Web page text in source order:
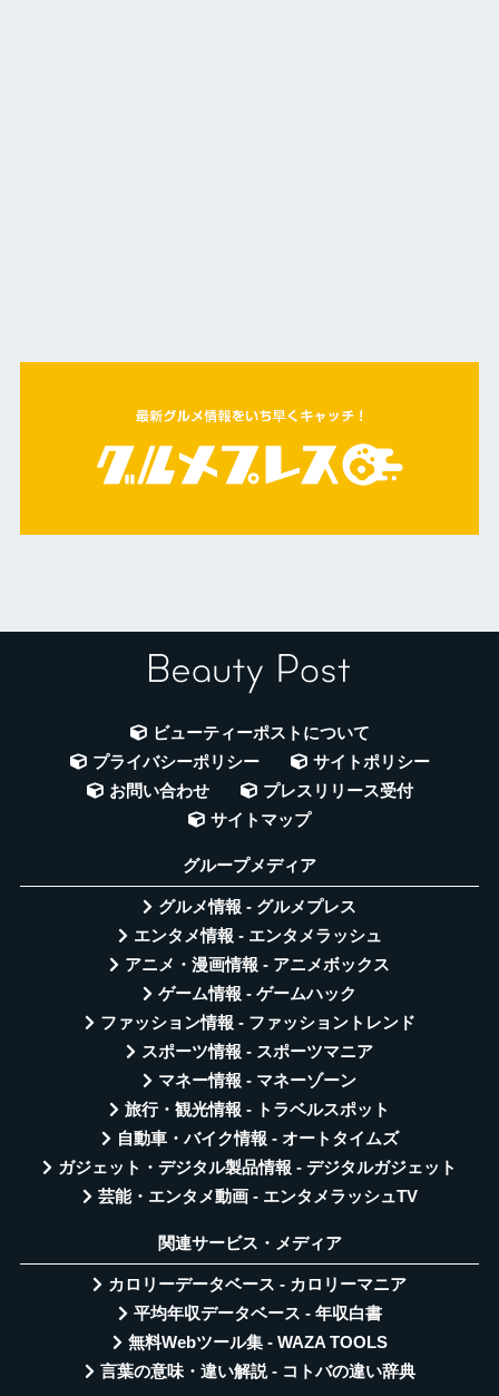
ビューティーポストについて
プライバシーポリシー
サイトポリシー
お問い合わせ
プレスリリース受付
サイトマップ
グループメディア
グルメ情報 - グルメプレス
エンタメ情報 - エンタメラッシュ
アニメ・漫画情報 - アニメボックス
ゲーム情報 - ゲームハック
ファッション情報 - ファッショントレンド
スポーツ情報 - スポーツマニア
マネー情報 - マネーゾーン
旅行・観光情報 - トラベルスポット
自動車・バイク情報 - オートタイムズ
ガジェット・デジタル製品情報 - デジタルガジェット
芸能・エンタメ動画 - エンタメラッシュTV
関連サービス・メディア
カロリーデータベース - カロリーマニア
平均年収データベース - 年収白書
無料Webツール集 - WAZA TOOLS
言葉の意味・違い解説 - コトバの違い辞典